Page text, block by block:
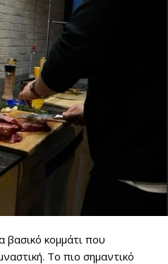
βασικό κομμάτι που
Το πιο σημαντικό